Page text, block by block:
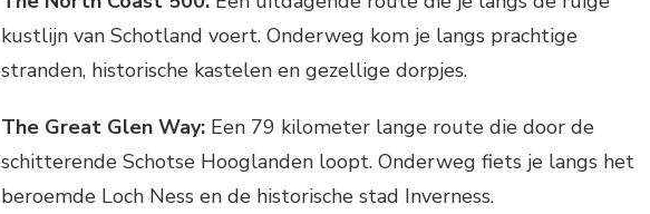
kustlijn van Schotland voert. Onderweg kom je langs prachtige
stranden, historische kastelen en gezellige dorpjes.
The Great Glen Way: Een 79 kilometer lange route die door de
schitterende Schotse Hooglanden loopt. Onderweg fiets je langs het
beroemde Loch Ness en de historische stad Inverness.